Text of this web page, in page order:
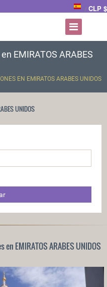
/ CLP $
EMIRATOS ARABES
EN EMIRATOS ARABES UNIDOS
UNIDOS
EMIRATOS ARABES UNIDOS